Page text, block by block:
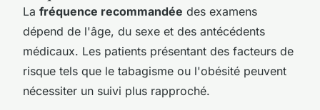
La fréquence recommandée des examens
dépend de l'âge, du sexe et des antécédents
médicaux. Les patients présentant des facteurs de
risque tels que le tabagisme ou l'obésité peuvent
nécessiter un suivi plus rapproché.